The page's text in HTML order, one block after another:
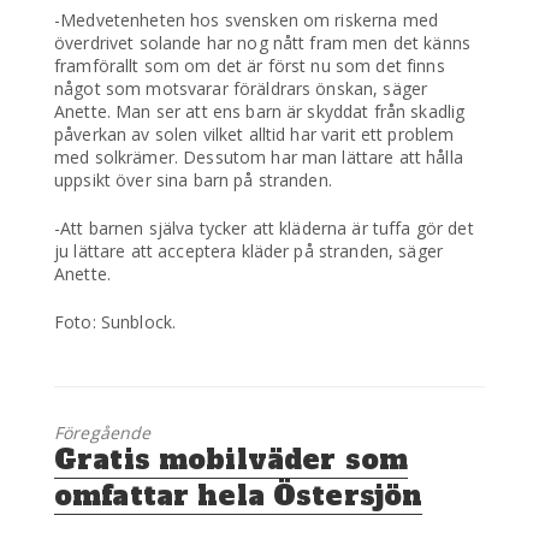
-Medvetenheten hos svensken om riskerna med
överdrivet solande har nog nått fram men det känns
framförallt som om det är först nu som det finns
något som motsvarar föräldrars önskan, säger
Anette. Man ser att ens barn är skyddat från skadlig
påverkan av solen vilket alltid har varit ett problem
med solkrämer. Dessutom har man lättare att hålla
uppsikt över sina barn på stranden.
-Att barnen själva tycker att kläderna är tuffa gör det
ju lättare att acceptera kläder på stranden, säger
Anette.
Foto: Sunblock.
Föregående
Föregående
inlägg:
Gratis mobilväder som
omfattar hela Östersjön